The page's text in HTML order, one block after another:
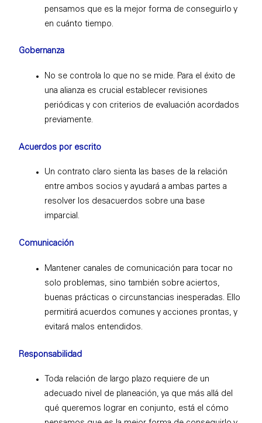
pensamos que es la mejor forma de conseguirlo y
en cuánto tiempo.
Gobernanza
No se controla lo que no se mide. Para el éxito de
una alianza es crucial establecer revisiones
periódicas y con criterios de evaluación acordados
previamente.
Acuerdos por escrito
Un contrato claro sienta las bases de la relación
entre ambos socios y ayudará a ambas partes a
resolver los desacuerdos sobre una base
imparcial.
Comunicación
Mantener canales de comunicación para tocar no
solo problemas, sino también sobre aciertos,
buenas prácticas o circunstancias inesperadas. Ello
permitirá acuerdos comunes y acciones prontas, y
evitará malos entendidos.
Responsabilidad
Toda relación de largo plazo requiere de un
adecuado nivel de planeación, ya que más allá del
qué queremos lograr en conjunto, está el cómo